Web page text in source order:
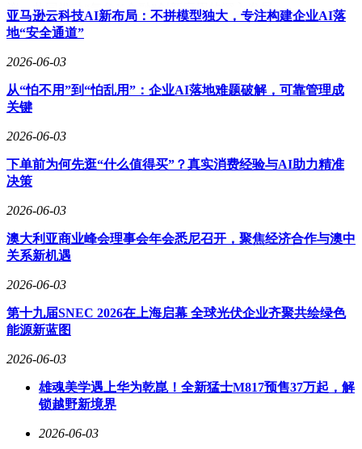
议，共同推动“气象X金融”创新应用的深入发展。
为了更好地服务实体经济发展，广期所在交割业务方面也下足
了功夫。据介绍，2026年1月至5月期间，工业硅、碳酸锂、多
持100%。这一成绩的取得，得益于广期所有序开展的交割业
务，有效连接了期货市场与现货市场。
在铂钯等金属的交割业务方面，广期所同样表现出色。已完成
检机构的设立和考察工作，为铂钯交割业务的有序开展提供了
有力保障。
广期所还持续优化套期保值交易手续费的减收执行方式，实
施“减税降费”方案。据统计，2026年1月至5月期间，累计为企
业减免手续费达1.52亿元，进一步减轻了企业的负担，为实体
亚马逊云科技AI新布局：不拼模型独大，专注构建企业AI落
地“安全通道”
2026-06-03
从“怕不用”到“怕乱用”：企业AI落地难题破解，可靠管理成
关键
2026-06-03
下单前为何先逛“什么值得买”？真实消费经验与AI助力精准
决策
2026-06-03
澳大利亚商业峰会理事会年会悉尼召开，聚焦经济合作与澳中
关系新机遇
2026-06-03
第十九届SNEC 2026在上海启幕 全球光伏企业齐聚共绘绿色
能源新蓝图
2026-06-03
雄魂美学遇上华为乾崑！全新猛士M817预售37万起，解
锁越野新境界
2026-06-03